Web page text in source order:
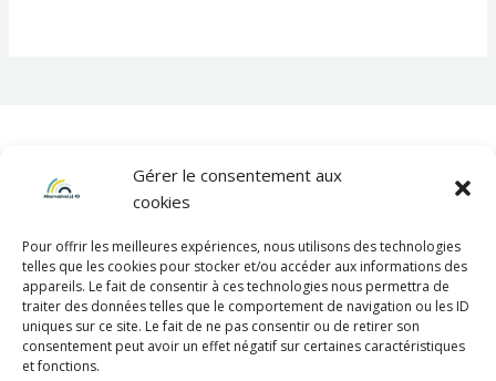
Gérer le consentement aux
cookies
Pour offrir les meilleures expériences, nous utilisons des technologies
telles que les cookies pour stocker et/ou accéder aux informations des
appareils. Le fait de consentir à ces technologies nous permettra de
traiter des données telles que le comportement de navigation ou les ID
uniques sur ce site. Le fait de ne pas consentir ou de retirer son
consentement peut avoir un effet négatif sur certaines caractéristiques
et fonctions.
Mentions légales